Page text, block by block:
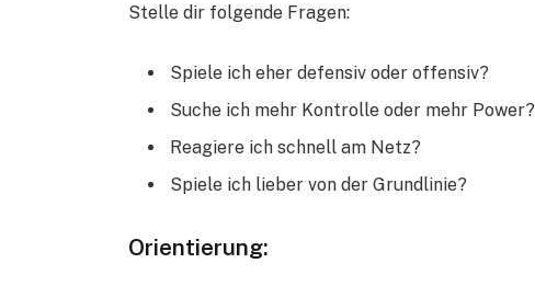
Stelle dir folgende Fragen:
Spiele ich eher defensiv oder offensiv?
Suche ich mehr Kontrolle oder mehr Power?
Reagiere ich schnell am Netz?
Spiele ich lieber von der Grundlinie?
Orientierung: